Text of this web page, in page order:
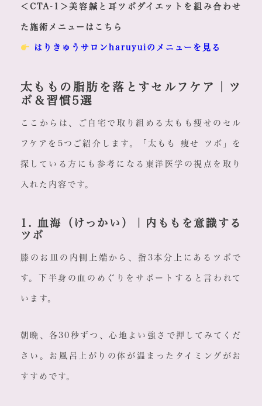
＜CTA-1＞美容鍼と耳ツボダイエットを組み合わせ
た施術メニューはこちら
はりきゅうサロンharuyuiのメニューを見る
太ももの脂肪を落とすセルフケア｜ツ
ボ＆習慣5選
ここからは、ご自宅で取り組める太もも痩せのセル
フケアを5つご紹介します。「太もも 痩せ ツボ」を
探している方にも参考になる東洋医学の視点を取り
入れた内容です。
1. 血海（けっかい）｜内ももを意識する
ツボ
膝のお皿の内側上端から、指3本分上にあるツボで
す。下半身の血のめぐりをサポートすると言われて
います。
朝晩、各30秒ずつ、心地よい強さで押してみてくだ
さい。お風呂上がりの体が温まったタイミングがお
すすめです。